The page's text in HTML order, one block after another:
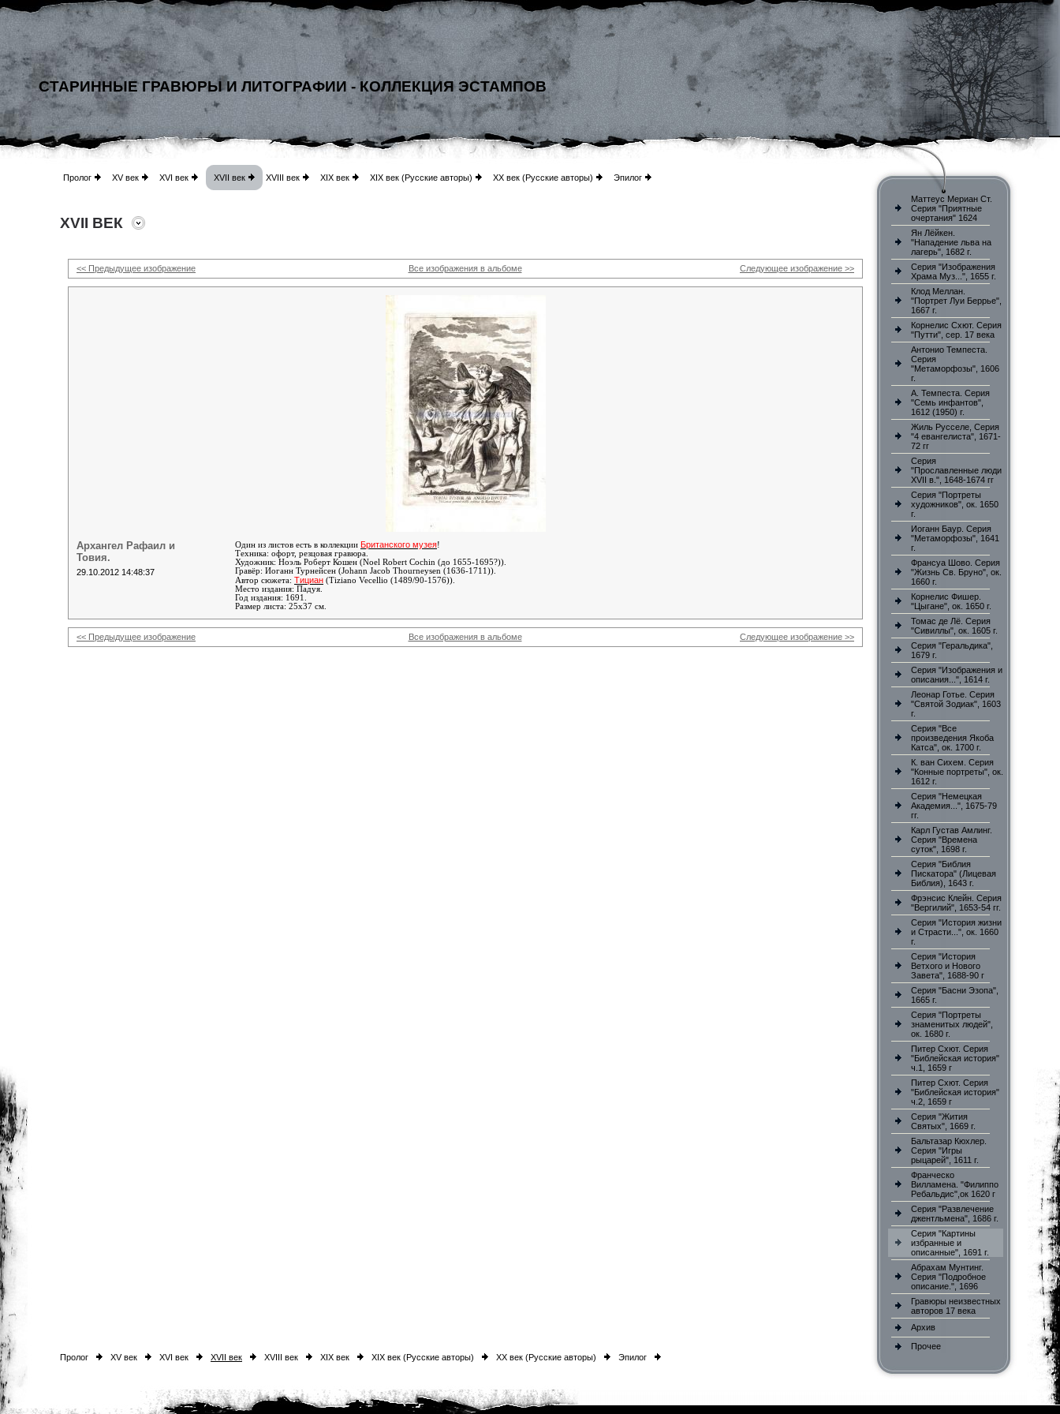
СТАРИННЫЕ ГРАВЮРЫ И ЛИТОГРАФИИ - КОЛЛЕКЦИЯ ЭСТАМПОВ
Пролог XV век XVI век XVII век XVIII век XIX век XIX век (Русские авторы) XX век (Русские авторы) Эпилог
XVII ВЕК
<< Предыдущее изображение Все изображения в альбоме Следующее изображение >>
Архангел Рафаил и
Товия.
29.10.2012 14:48:37
Один из листов есть в коллекции Британского музея!
Техника: офорт, резцовая гравюра.
Художник: Ноэль Роберт Кошен (Noel Robert Cochin (до 1655-1695?)).
Гравёр: Иоганн Турнейсен (Johann Jacob Thourneysen (1636-1711))
Автор сюжета: Тициан (Tiziano Vecellio (1489/90-1576))
Место издания: Падуя.
Год издания: 1691.
Размер листа: 25х37 см.
<< Предыдущее изображение Все изображения в альбоме Следующее изображение >>
Пролог XV век XVI век XVII век XVIII век XIX век XIX век (Русские авторы) XX век (Русские авторы) Эпилог
Маттеус Мериан Ст.
Серия "Приятные
очертания" 1624
Ян Лёйкен.
"Нападение льва на
лагерь", 1682 г.
Серия "Изображения
Храма Муз...", 1655 г.
Клод Меллан.
"Портрет Луи Беррье",
1667 г.
Корнелис Схют. Серия
"Путти", сер. 17 века
Антонио Темпеста.
Серия
"Метаморфозы", 1606
г.
А. Темпеста. Серия
"Семь инфантов",
1612 (1950) г.
Жиль Русселе, Серия
"4 евангелиста", 1671-
72 гг
Серия
"Прославленные люди
XVII в.", 1648-1674 гг
Серия "Портреты
художников", ок. 1650
г.
Иоганн Баур. Серия
"Метаморфозы", 1641
г.
Франсуа Шово. Серия
"Жизнь Св. Бруно", ок.
1660 г.
Корнелис Фишер.
"Цыгане", ок. 1650 г.
Томас де Лё. Серия
"Сивиллы", ок. 1605 г.
Серия "Геральдика",
1679 г.
Серия "Изображения и
описания...", 1614 г.
Леонар Готье. Серия
"Святой Зодиак", 1603
г.
Серия "Все
произведения Якоба
Катса", ок. 1700 г.
К. ван Сихем. Серия
"Конные портреты", ок.
1612 г.
Серия "Немецкая
Академия...", 1675-79
гг.
Карл Густав Амлинг.
Серия "Времена
суток", 1698 г.
Серия "Библия
Пискатора" (Лицевая
Библия), 1643 г.
Фрэнсис Клейн. Серия
"Вергилий", 1653-54 гг.
Серия "История жизни
и Страсти...", ок. 1660
г.
Серия "История
Ветхого и Нового
Завета", 1688-90 г
Серия "Басни Эзопа",
1665 г.
Серия "Портреты
знаменитых людей",
ок. 1680 г.
Питер Схют. Серия
"Библейская история"
ч.1, 1659 г
Питер Схют. Серия
"Библейская история"
ч.2, 1659 г
Серия "Жития
Святых", 1669 г.
Бальтазар Кюхлер.
Серия "Игры
рыцарей", 1611 г.
Франческо
Вилламена. "Филиппо
Ребальдис",ок 1620 г
Серия "Развлечение
джентльмена", 1686 г.
Серия "Картины
избранные и
описанные", 1691 г.
Абрахам Мунтинг.
Серия "Подробное
описание.", 1696
Гравюры неизвестных
авторов 17 века
Архив
Прочее